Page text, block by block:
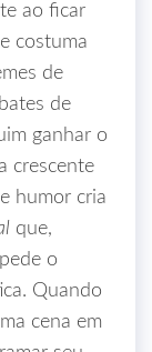
ao ficar
costuma
de
de
ganhar o
crescente
humor cria
que,
o
Quando
cena em